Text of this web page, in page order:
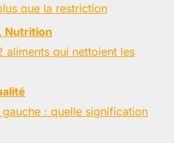
que la restriction
Nutrition
aliments qui nettoient les
: quelle signification